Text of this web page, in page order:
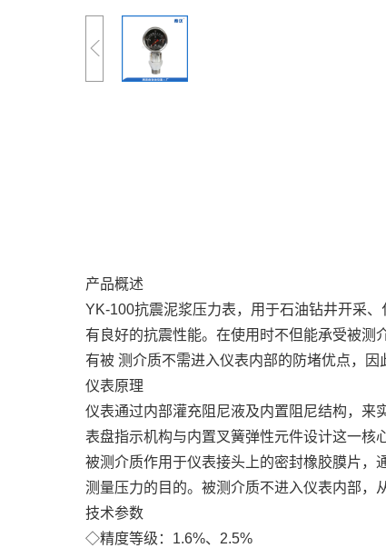
产品概述
YK-100抗震泥浆压力表，用于石油钻井开采
有良好的抗震性能。在使用时不但能承受被测
有被 测介质不需进入仪表内部的防堵优点，
仪表原理
仪表通过内部灌充阻尼液及内置阻尼结构，来
表盘指示机构与内置叉簧弹性元件设计这一核
被测介质作用于仪表接头上的密封橡胶膜片，
测量压力的目的。被测介质不进入仪表内部，
技术参数
◇精度等级：1.6%、2.5%